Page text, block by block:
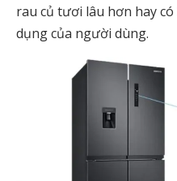
rau củ tươi lâu hơn hay
dụng của người dùng.